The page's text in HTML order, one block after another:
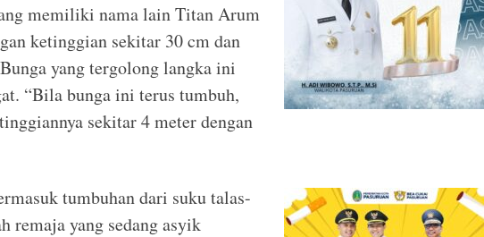
memiliki nama lain Titan Arum
ketinggian sekitar 30 cm dan
yang tergolong langka ini
“Bila bunga ini terus tumbuh,
sekitar 4 meter dengan
tumbuhan dari suku talas-
remaja yang sedang asyik